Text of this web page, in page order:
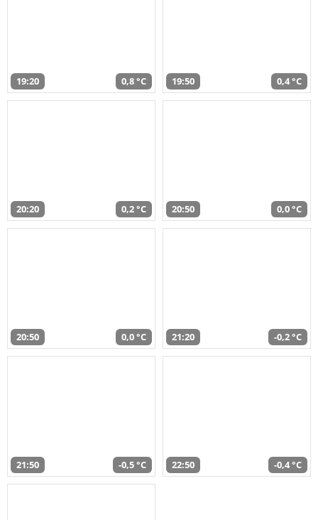
19:20 0,8 °C 19:50 0,4 °C
20:20 0,2 °C 20:50 0,0 °C
20:50 0,0 °C 21:20 -0,2 °C
21:50 -0,5 °C 22:50 -0,4 °C